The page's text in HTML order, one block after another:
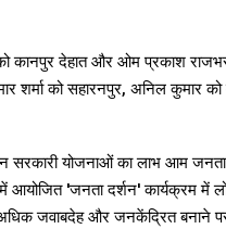
कानपुर देहात और ओम प्रकाश
शर्मा को सहारनपुर, अनिल कुमार को
सरकारी योजनाओं का लाभ आम
'जनता दर्शन' कार्यक्रम में
अधिक जवाबदेह और जनकेंद्रित बनाने